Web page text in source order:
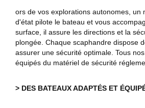
ors de vos explorations autonomes, un
d'état pilote le bateau et vous
surface, il assure les directions et la
plongée. Chaque scaphandre dispose
assurer une sécurité optimale. Tous
équipés du matériel de sécurité
> DES BATEAUX ADAPTÉS ET